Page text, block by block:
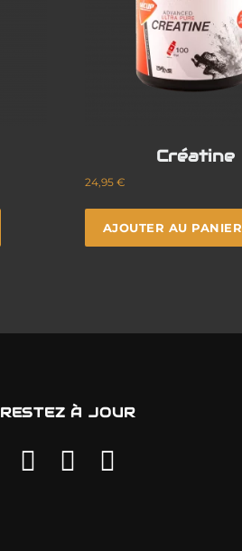
Créatine
24,95 €
AJOUTER AU PANIER
RESTEZ À JOUR